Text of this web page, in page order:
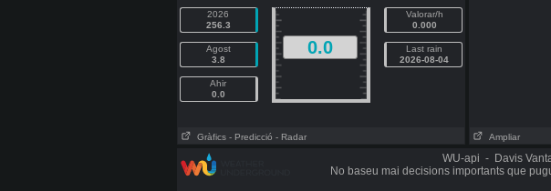
2026
256.3
Agost
3.8
Ahir
0.0
0.0
Valorar/h
0.000
Last rain
2026-08-04
Gràfics - Predicció - Radar Ampliar
WU-api - Davis
No baseu mai decisions importants que